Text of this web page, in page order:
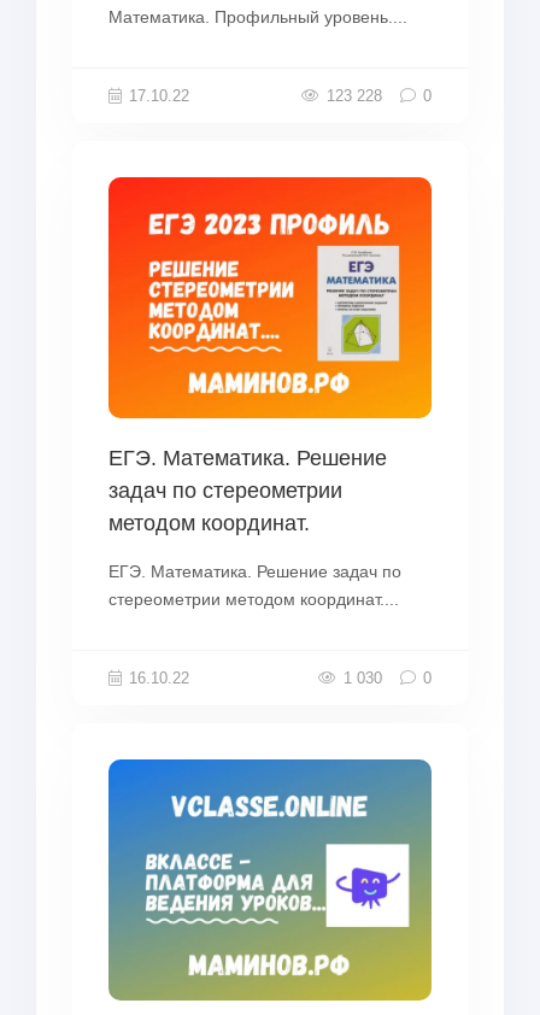
Математика. Профильный уровень....
17.10.22 123 228 0
ЕГЭ. Математика. Решение
задач по стереометрии
методом координат.
ЕГЭ. Математика. Решение задач по
стереометрии методом координат....
16.10.22 1 030 0